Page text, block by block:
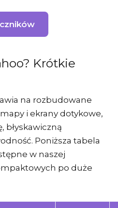
Krótkie
na rozbudowane
i ekrany dotykowe,
błyskawiczną
Poniższa tabela
w naszej
po duże